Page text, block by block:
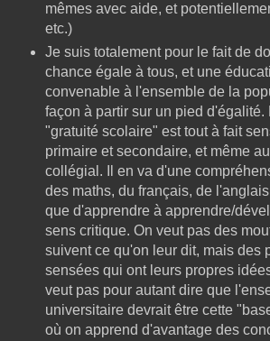
mêmes avec aide, et
etc.)
Je suis totalement pour le fait de
chance égale à tous, et une
convenable à l'ensemble de la
façon à partir sur un pied d'égalité.
"gratuité scolaire" est tout à fait
primaire et secondaire, et même
collégial. Il en va d'une
des maths, du français, de
que d'apprendre à apprendre/
sens critique. On veut pas des
suivent ce qu'on leur dit, mais des
sensées qui ont leurs propres
veut pas pour autant dire que
universitaire devrait être cette
où on apprend d'avantage des